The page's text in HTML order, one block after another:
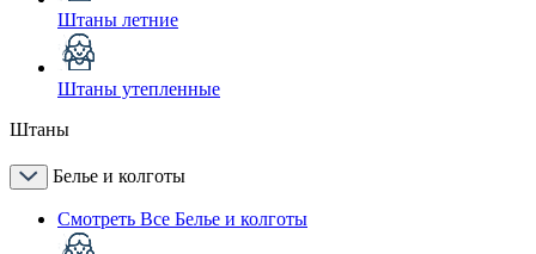
Штаны летние
Штаны утепленные
Штаны
Белье и колготы
Смотреть Все Белье и колготы